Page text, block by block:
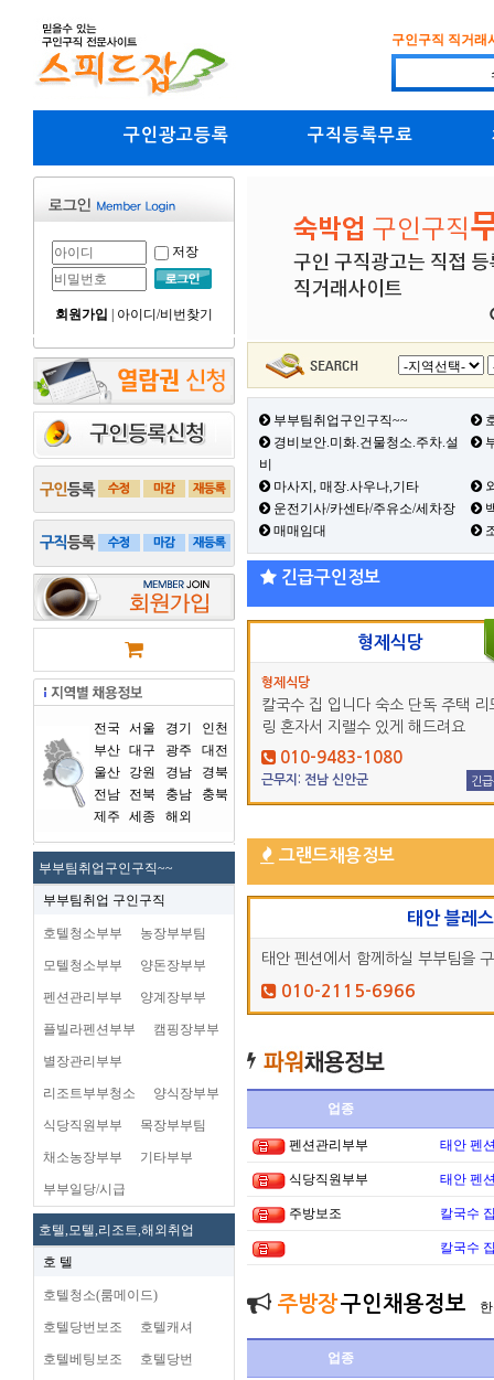
구인구직 직거래
구인광고등록 구직등록무료
저장
회원가입 아이디/비번찾기
전국 서울 경기
인천
부산 대구 광주
대전
울산
강원 경남
경북
전남
전북 충남
충북
제주
세종 해외
부부팀취업구인구직~~
부부팀취업 구인구직
호텔청소부부 농장부부팀
모텔청소부부 양돈장부부
펜션관리부부 양계장부부
플빌라펜션부부 캠핑장부부
별장관리부부
리조트부부청소 양식장부부
식당직원부부 목장부부팀
채소농장부부 기타부부
부부일당/시급
호텔,모텔,리조트,해외취업
호 텔
호텔청소(룸메이드)
호텔당번보조 호텔캐셔
호텔베팅보조 호텔당번
부부팀취업구인구직~~
경비보안.미화.건물청소.주차.설
비
마사지, 매장.사우나,기타
운전기사/카센타/주유소/세차장
매매임대
긴급구인정보
형제식당
형제식당
칼국수 집 입니다 숙소 단독 주택 리
링 혼자서 지랠수 있게 해드려요
010-9483-1080
근무지: 전남 신안군 긴
그랜드채용정보
태안 블레
태안 펜션에서 함께하실 부부팀을
010-2115-6966
업종
펜션관리부부 태안 펜
식당직원부부 태안 펜
주방보조 칼국수
칼국수
주방장구인채용정보
업종